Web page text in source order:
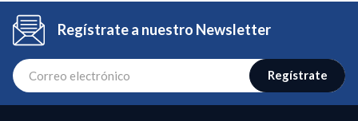
Regístrate a nuestro Newsletter
Regístrate